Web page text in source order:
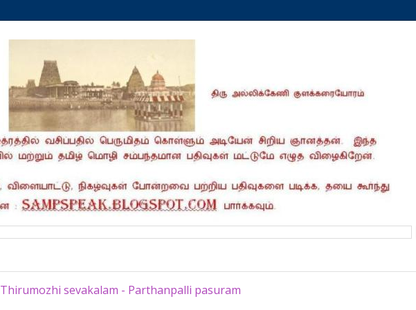
Thirumozhi sevakalam - Parthanpalli pasuram